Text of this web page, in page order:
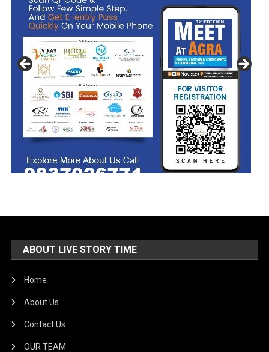
ABOUT LIVE STORY TIME
Home
About Us
Contact Us
OUR TEAM